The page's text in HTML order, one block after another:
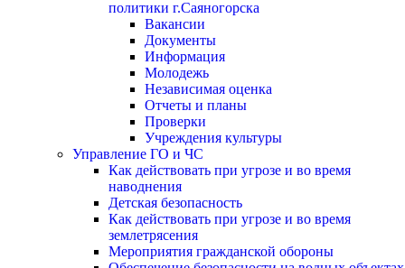
политики г.Саяногорска
Вакансии
Документы
Информация
Молодежь
Независимая оценка
Отчеты и планы
Проверки
Учреждения культуры
Управление ГО и ЧС
Как действовать при угрозе и во время
наводнения
Детская безопасность
Как действовать при угрозе и во время
землетрясения
Мероприятия гражданской обороны